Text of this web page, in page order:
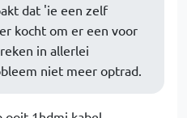
dat 'ie een zelf
kocht om er een voor
in allerlei
niet meer optrad.